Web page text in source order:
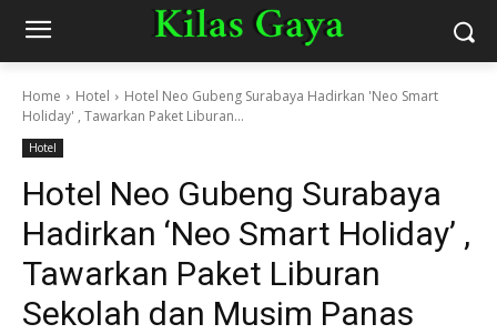
Home Hotel
Hotel Neo Gubeng Surabaya Hadirkan 'Neo Smart
Holiday' , Tawarkan Paket Liburan...
Hotel
Hotel Neo Gubeng Surabaya
Hadirkan ‘Neo Smart Holiday’ ,
Tawarkan Paket Liburan
Sekolah dan Musim Panas